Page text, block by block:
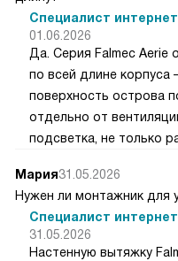
Специалист
01.06.2026
Да. Серия Falmec Aerie
по всей длине
поверхность острова
отдельно от
подсветка, не только
Мария31.05.2026
Нужен ли монтажник для
Специалист
31.05.2026
Настенную вытяжку